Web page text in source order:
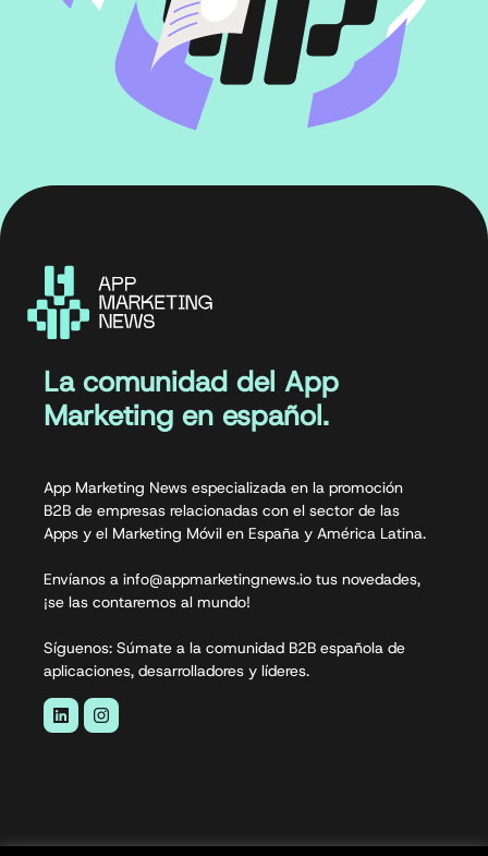
La comunidad del App
Marketing en español.
App Marketing News especializada en la promoción
B2B de empresas relacionadas con el sector de las
Apps y el Marketing Móvil en España y América Latina.
Envíanos a info@appmarketingnews.io tus novedades,
¡se las contaremos al mundo!
Síguenos: Súmate a la comunidad B2B española de
aplicaciones, desarrolladores y líderes.